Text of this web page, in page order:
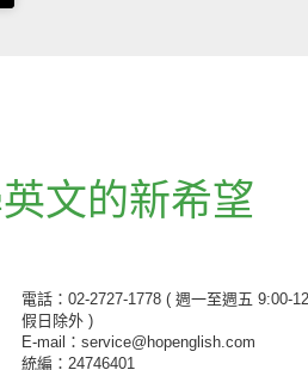
文的新希望
電話：02-2727-1778 ( 週一至週五 9:00-
假日除外 )
E-mail：service@hopenglish.com
統編：24746401